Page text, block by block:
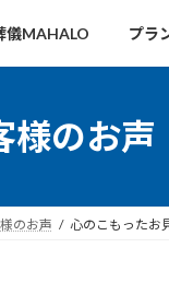
儀MAHALO プラ
様のお声
のお声 心のこもったお